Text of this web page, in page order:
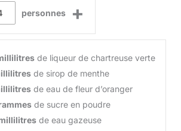
personnes +
de liqueur de chartreuse verte
de sirop de menthe
de eau de fleur d’oranger
de sucre en poudre
de eau gazeuse